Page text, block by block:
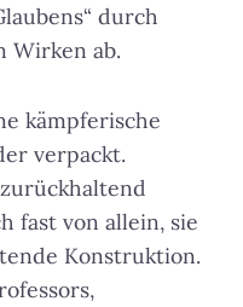
durch
Wirken ab.
kämpferische
verpackt.
fast von allein, sie
Konstruktion.